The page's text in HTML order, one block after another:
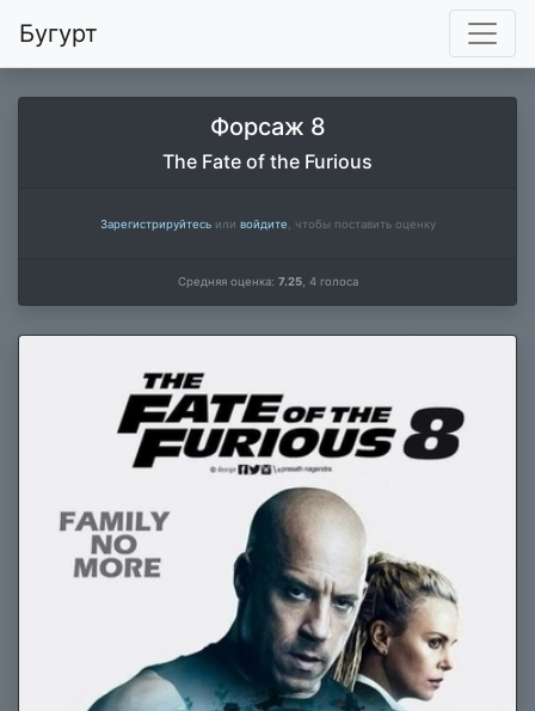
Бугурт
Форсаж 8
The Fate of the Furious
Зарегистрируйтесьили войдите , чтобы поставить оценку
Средняя оценка: 7.25, 4голоса